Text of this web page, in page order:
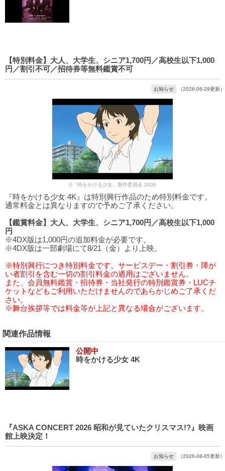
【特別料金】大人、大学生、シニア1,700円／高校生以下1,000
円／割引不可／招待券等無料鑑賞不可
お知らせ （2026-06-29更新）
©「時をかける少女」製作委員会 2006
『時をかける少女 4K』は特別興行作品のため特別料金です。
通常料金とは異なりますので予めご了承ください。
【鑑賞料金】大人、大学生、シニア1,700円／高校生以下1,000
円
※4DX版は1,000円の追加料金が必要です。
※4DX版は一部劇場にて8/21（金）より上映。
※特別興行につき特別料金です。サービスデー・割引券・障が
い者割引を含む一切の割引料金の適用はございません。
また、会員無料鑑賞・招待券・当社発行の特別鑑賞券・LUCチ
ケットなどもご利用いただけませんのであらかじめご了承くだ
さい。
※舞台挨拶等では料金等が上記と異なる場合がございます。
関連作品情報
公開中
時をかける少女 4K
『ASKA CONCERT 2026 昭和が見ていたクリスマス!?』映画
館上映決定！
お知らせ （2026-08-05更新）